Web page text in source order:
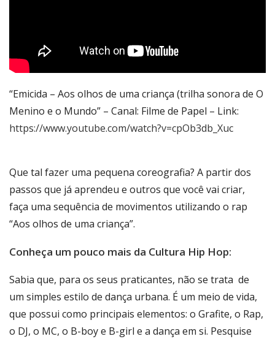
“Emicida – Aos olhos de uma criança (trilha sonora de O
Menino e o Mundo” – Canal: Filme de Papel – Link:
https://www.youtube.com/watch?v=cpOb3db_Xuc
Que tal fazer uma pequena coreografia? A partir dos
passos que já aprendeu e outros que você vai criar,
faça uma sequência de movimentos utilizando o rap
“Aos olhos de uma criança”.
Conheça um pouco mais da Cultura Hip Hop:
Sabia que, para os seus praticantes, não se trata de
um simples estilo de dança urbana. É um meio de vida,
que possui como principais elementos: o Grafite, o Rap,
o DJ, o MC, o B-boy e B-girl e a dança em si. Pesquise